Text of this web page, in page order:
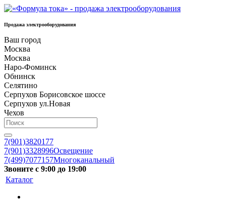
Продажа электрооборудования
Ваш город
Москва
Москва
Наро-Фоминск
Обнинск
Селятино
Серпухов Борисовское шоссе
Серпухов ул.Новая
Чехов
7(901)3820177
7(901)3328996Освещение
7(499)7077157Многоканальный
Звоните с 9:00 до 19:00
Каталог